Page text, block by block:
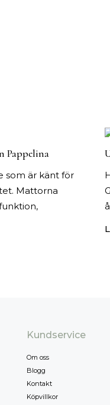
Pappelina
som är känt för
Mattorna
Kundservice
Om oss
Blogg
Kontakt
Köpvillkor